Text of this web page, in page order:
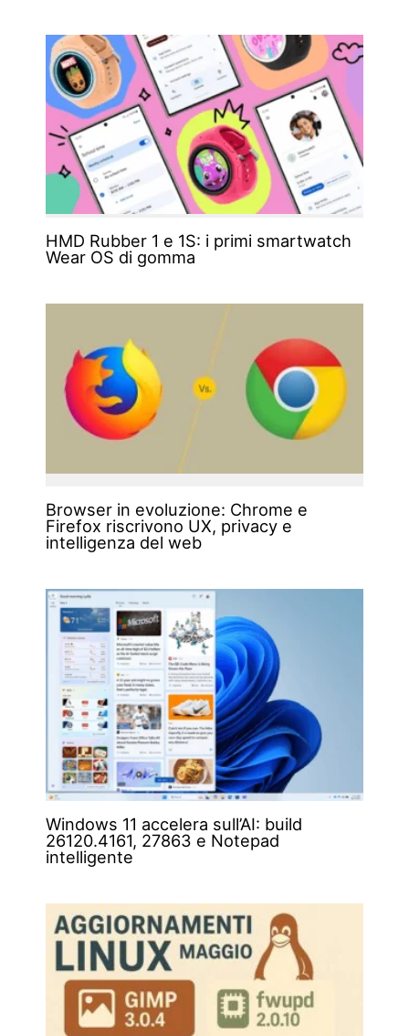
HMD Rubber 1 e 1S: i primi smartwatch
Wear OS di gomma
Browser in evoluzione: Chrome e
Firefox riscrivono UX, privacy e
intelligenza del web
Windows 11 accelera sull’AI: build
26120.4161, 27863 e Notepad
intelligente